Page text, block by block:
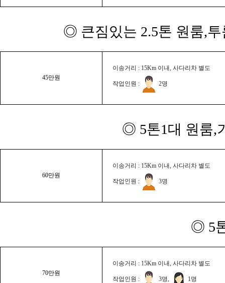
◎ 큰짐있는 2.5톤 원룸,
45만원
이송거리 : 15Km 이내, 사다리차 별도
작업인원 : 2명
◎ 5톤1대 원룸,
60만원
이송거리 : 15Km 이내, 사다리차 별도
작업인원 : 3명
◎ 5
70만원
이송거리 : 15Km 이내, 사다리차 별도
작업인원 : 3명, 1명